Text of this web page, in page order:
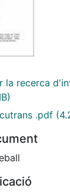
la recerca
.pdf